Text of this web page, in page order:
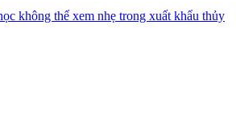
không thể xem nhẹ trong xuất khẩu thủy